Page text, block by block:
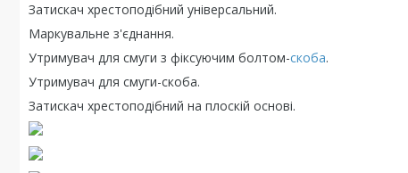
Затискач хрестоподібний універсальний.
Маркувальне з'єднання.
Утримувач для смуги з фіксуючим болтом-скоба.
Утримувач для смуги-скоба.
Затискач хрестоподібний на плоскій основі.